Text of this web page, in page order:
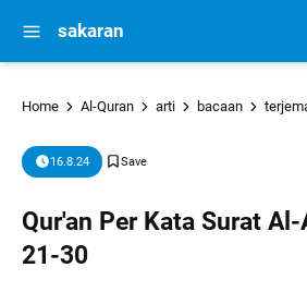
sakaran
Home Al-Quran arti bacaan
16.8.24
Qur'an Per Kata Surat Al-
21-30